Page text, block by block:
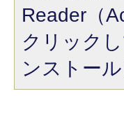
Reader（
クリック
ンストー